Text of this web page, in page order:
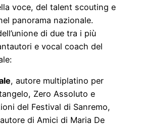
voce, del talent scouting e
panorama nazionale.
di due tra i più
e vocal coach del
, autore multiplatino per
Zero Assoluto e
del Festival di Sanremo,
di Amici di Maria De